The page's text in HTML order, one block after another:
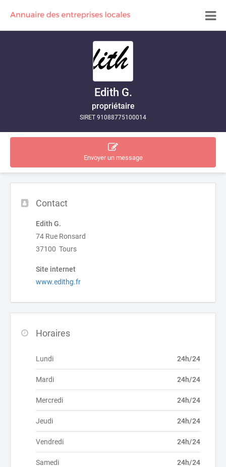
Edith G.
propriétaire
SIRET 91088775100014
Envoyer un message
Contact
Edith G.
74 Rue Ronsard
37100 Tours
Site internet
www.edithg.fr
Horaires
Lundi 24h/24
Mardi 24h/24
Mercredi 24h/24
Jeudi 24h/24
Vendredi 24h/24
Samedi 24h/24